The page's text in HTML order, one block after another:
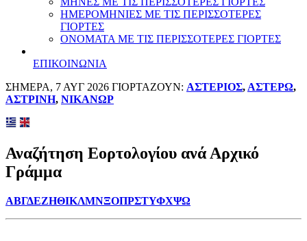
ΗΜΕΡΟΜΗΝΙΕΣ ΜΕ ΤΙΣ ΠΕΡΙΣΣΟΤΕΡΕΣ
ΓΙΟΡΤΕΣ
ΟΝΟΜΑΤΑ ΜΕ ΤΙΣ ΠΕΡΙΣΣΟΤΕΡΕΣ ΓΙΟΡΤΕΣ
ΕΠΙΚΟΙΝΩΝΙΑ
ΣΗΜΕΡΑ, 7 ΑΥΓ 2026 ΓΙΟΡΤΑΖΟΥΝ: ΑΣΤΕΡΙΟΣ, ΑΣΤΕΡΩ,
ΑΣΤΡΙΝΗ, ΝΙΚΑΝΩΡ
Αναζήτηση Εορτολογίου ανά Αρχικό
Γράμμα
ΑΒΓΔΕΖΗΘΙΚΛΜΝΞΟΠΡΣΤΥΦΧΨΩ